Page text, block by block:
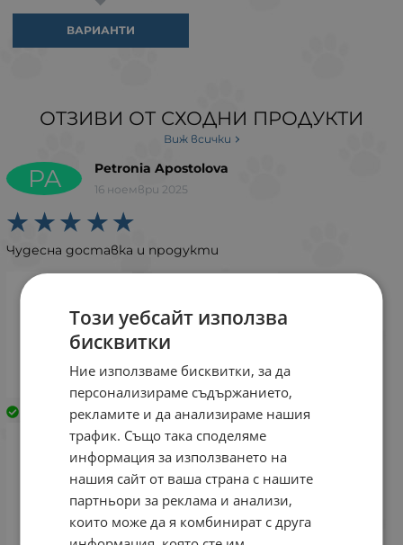
ВАРИАНТИ
ОТЗИВИ ОТ СХОДНИ ПРОДУКТИ
Виж всички
PA Petronia Apostolova
16 ноември 2025
Чудесна доставка и продукти
Закупен Закупен
Този уебсайт използва
бисквитки
Ние използваме бисквитки, за да
персонализираме съдържанието,
рекламите и да анализираме нашия
трафик. Също така споделяме
информация за използването на
нашия сайт от ваша страна с нашите
партньори за реклама и анализи,
които може да я комбинират с друга